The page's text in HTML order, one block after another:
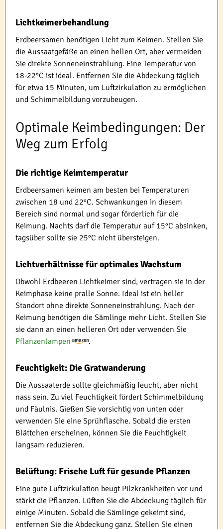
Lichtkeimerbehandlung
Erdbeersamen benötigen Licht zum Keimen. Stellen Sie
die Aussaatgefäße an einen hellen Ort, aber vermeiden
Sie direkte Sonneneinstrahlung. Eine Temperatur von
18-22°C ist ideal. Entfernen Sie die Abdeckung täglich
für etwa 15 Minuten, um Luftzirkulation zu ermöglichen
und Schimmelbildung vorzubeugen.
Optimale Keimbedingungen: Der
Weg zum Erfolg
Die richtige Keimtemperatur
Erdbeersamen keimen am besten bei Temperaturen
zwischen 18 und 22°C. Schwankungen in diesem
Bereich sind normal und sogar förderlich für die
Keimung. Nachts darf die Temperatur auf 15°C absinken,
tagsüber sollte sie 25°C nicht übersteigen.
Lichtverhältnisse für optimales Wachstum
Obwohl Erdbeeren Lichtkeimer sind, vertragen sie in der
Keimphase keine pralle Sonne. Ideal ist ein heller
Standort ohne direkte Sonneneinstrahlung. Nach der
Keimung benötigen die Sämlinge mehr Licht. Stellen Sie
sie dann an einen helleren Ort oder verwenden Sie
Pflanzenlampen
.
Feuchtigkeit: Die Gratwanderung
Die Aussaaterde sollte gleichmäßig feucht, aber nicht
nass sein. Zu viel Feuchtigkeit fördert Schimmelbildung
und Fäulnis. Gießen Sie vorsichtig von unten oder
verwenden Sie eine Sprühflasche. Sobald die ersten
Blättchen erscheinen, können Sie die Feuchtigkeit
langsam reduzieren.
Belüftung: Frische Luft für gesunde Pflanzen
Eine gute Luftzirkulation beugt Pilzkrankheiten vor und
stärkt die Pflanzen. Lüften Sie die Abdeckung täglich für
einige Minuten. Sobald die Sämlinge gekeimt sind,
entfernen Sie die Abdeckung ganz. Stellen Sie einen